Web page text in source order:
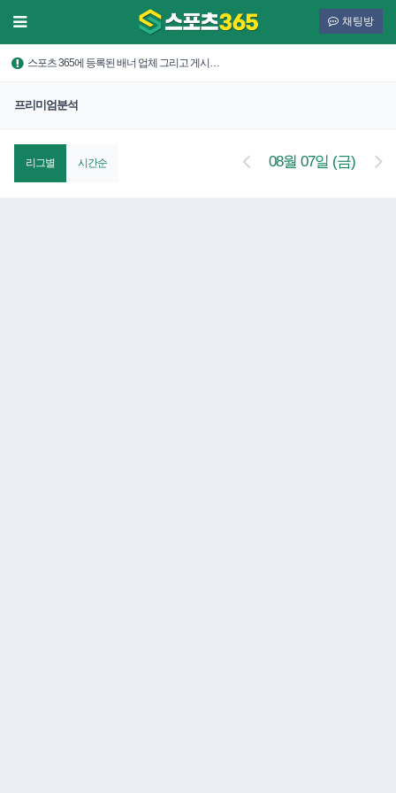
채팅방
스포츠 365에 등록된 배너 업체 그리고 게시…
프리미엄분석
리그별 시간순 08월 07일 (금)